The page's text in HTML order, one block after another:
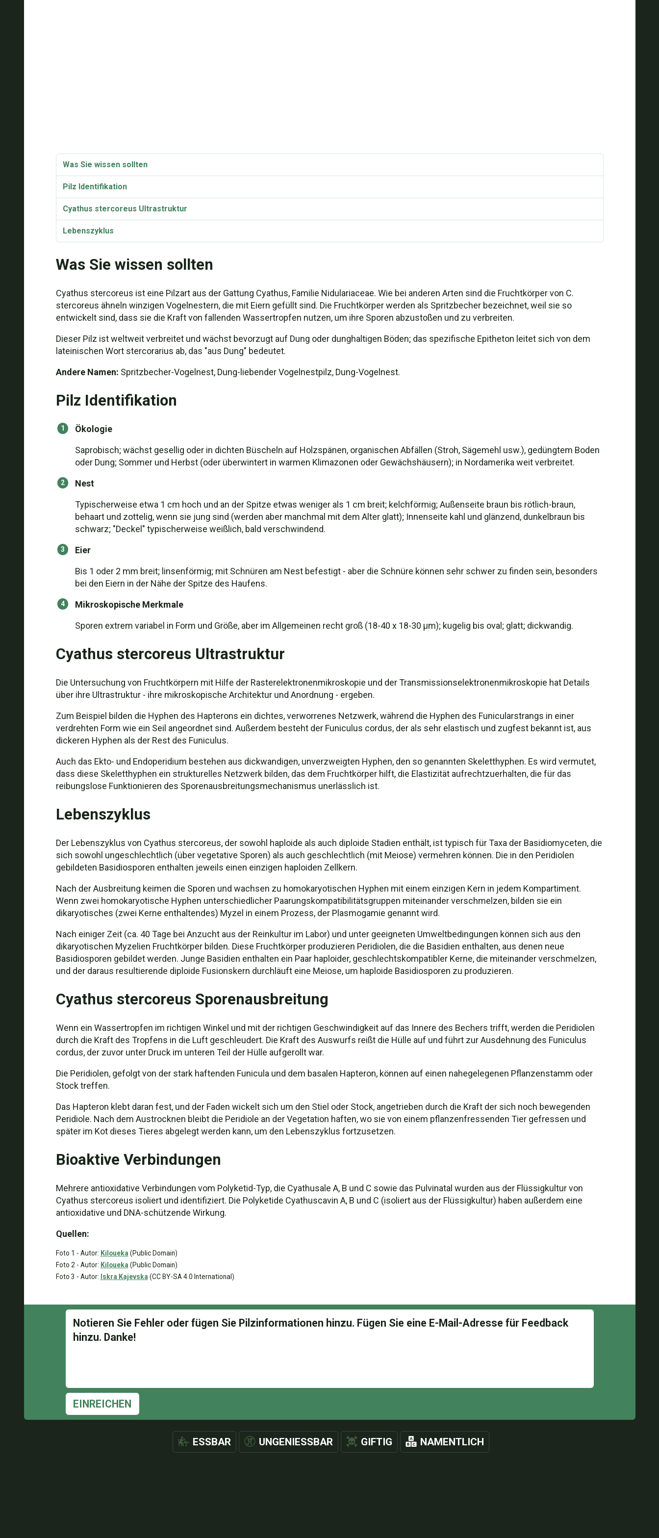
Was Sie wissen sollten
Pilz Identifikation
Cyathus stercoreus Ultrastruktur
Lebenszyklus
Was Sie wissen sollten
Cyathus stercoreus ist eine Pilzart aus der Gattung Cyathus, Familie Nidulariaceae. Wie bei anderen Arten sind die Fruchtkörper von C.
stercoreus ähneln winzigen Vogelnestern, die mit Eiern gefüllt sind. Die Fruchtkörper werden als Spritzbecher bezeichnet, weil sie so
entwickelt sind, dass sie die Kraft von fallenden Wassertropfen nutzen, um ihre Sporen abzustoßen und zu verbreiten.
Dieser Pilz ist weltweit verbreitet und wächst bevorzugt auf Dung oder dunghaltigen Böden; das spezifische Epitheton leitet sich von dem
lateinischen Wort stercorarius ab, das "aus Dung" bedeutet.
Andere Namen: Spritzbecher-Vogelnest, Dung-liebender Vogelnestpilz, Dung-Vogelnest.
Pilz Identifikation
Ökologie
Saprobisch; wächst gesellig oder in dichten Büscheln auf Holzspänen, organischen Abfällen (Stroh, Sägemehl usw.), gedüngtem Boden
oder Dung; Sommer und Herbst (oder überwintert in warmen Klimazonen oder Gewächshäusern); in Nordamerika weit verbreitet.
Nest
Typischerweise etwa 1 cm hoch und an der Spitze etwas weniger als 1 cm breit; kelchförmig; Außenseite braun bis rötlich-braun,
behaart und zottelig, wenn sie jung sind (werden aber manchmal mit dem Alter glatt); Innenseite kahl und glänzend, dunkelbraun bis
schwarz; "Deckel" typischerweise weißlich, bald verschwindend.
Eier
Bis 1 oder 2 mm breit; linsenförmig; mit Schnüren am Nest befestigt - aber die Schnüre können sehr schwer zu finden sein, besonders
bei den Eiern in der Nähe der Spitze des Haufens.
Mikroskopische Merkmale
Sporen extrem variabel in Form und Größe, aber im Allgemeinen recht groß (18-40 x 18-30 µm); kugelig bis oval; glatt; dickwandig.
Cyathus stercoreus Ultrastruktur
Die Untersuchung von Fruchtkörpern mit Hilfe der Rasterelektronenmikroskopie und der Transmissionselektronenmikroskopie hat Details
über ihre Ultrastruktur - ihre mikroskopische Architektur und Anordnung - ergeben.
Zum Beispiel bilden die Hyphen des Hapterons ein dichtes, verworrenes Netzwerk, während die Hyphen des Funicularstrangs in einer
verdrehten Form wie ein Seil angeordnet sind. Außerdem besteht der Funiculus cordus, der als sehr elastisch und zugfest bekannt ist, aus
dickeren Hyphen als der Rest des Funiculus.
Auch das Ekto- und Endoperidium bestehen aus dickwandigen, unverzweigten Hyphen, den so genannten Skeletthyphen. Es wird vermutet,
dass diese Skeletthyphen ein strukturelles Netzwerk bilden, das dem Fruchtkörper hilft, die Elastizität aufrechtzuerhalten, die für das
reibungslose Funktionieren des Sporenausbreitungsmechanismus unerlässlich ist.
Lebenszyklus
Der Lebenszyklus von Cyathus stercoreus, der sowohl haploide als auch diploide Stadien enthält, ist typisch für Taxa der Basidiomyceten, die
sich sowohl ungeschlechtlich (über vegetative Sporen) als auch geschlechtlich (mit Meiose) vermehren können. Die in den Peridiolen
gebildeten Basidiosporen enthalten jeweils einen einzigen haploiden Zellkern.
Nach der Ausbreitung keimen die Sporen und wachsen zu homokaryotischen Hyphen mit einem einzigen Kern in jedem Kompartiment.
Wenn zwei homokaryotische Hyphen unterschiedlicher Paarungskompatibilitätsgruppen miteinander verschmelzen, bilden sie ein
dikaryotisches (zwei Kerne enthaltendes) Myzel in einem Prozess, der Plasmogamie genannt wird.
Nach einiger Zeit (ca. 40 Tage bei Anzucht aus der Reinkultur im Labor) und unter geeigneten Umweltbedingungen können sich aus den
dikaryotischen Myzelien Fruchtkörper bilden. Diese Fruchtkörper produzieren Peridiolen, die die Basidien enthalten, aus denen neue
Basidiosporen gebildet werden. Junge Basidien enthalten ein Paar haploider, geschlechtskompatibler Kerne, die miteinander verschmelzen,
und der daraus resultierende diploide Fusionskern durchläuft eine Meiose, um haploide Basidiosporen zu produzieren.
Cyathus stercoreus Sporenausbreitung
Wenn ein Wassertropfen im richtigen Winkel und mit der richtigen Geschwindigkeit auf das Innere des Bechers trifft, werden die Peridiolen
durch die Kraft des Tropfens in die Luft geschleudert. Die Kraft des Auswurfs reißt die Hülle auf und führt zur Ausdehnung des Funiculus
cordus, der zuvor unter Druck im unteren Teil der Hülle aufgerollt war.
Die Peridiolen, gefolgt von der stark haftenden Funicula und dem basalen Hapteron, können auf einen nahegelegenen Pflanzenstamm oder
Stock treffen.
Das Hapteron klebt daran fest, und der Faden wickelt sich um den Stiel oder Stock, angetrieben durch die Kraft der sich noch bewegenden
Peridiole. Nach dem Austrocknen bleibt die Peridiole an der Vegetation haften, wo sie von einem pflanzenfressenden Tier gefressen und
später im Kot dieses Tieres abgelegt werden kann, um den Lebenszyklus fortzusetzen.
Bioaktive Verbindungen
Mehrere antioxidative Verbindungen vom Polyketid-Typ, die Cyathusale A, B und C sowie das Pulvinatal wurden aus der Flüssigkultur von
Cyathus stercoreus isoliert und identifiziert. Die Polyketide Cyathuscavin A, B und C (isoliert aus der Flüssigkultur) haben außerdem eine
antioxidative und DNA-schützende Wirkung.
Quellen:
Foto 1 - Autor: Kiloueka (Public Domain)
Foto 2 - Autor: Kiloueka (Public Domain)
Foto 3 - Autor: Iskra Kajevska (CC BY-SA 4.0 International)
EINREICHEN
ESSBAR UNGENIESSBAR GIFTIG NAMENTLICH